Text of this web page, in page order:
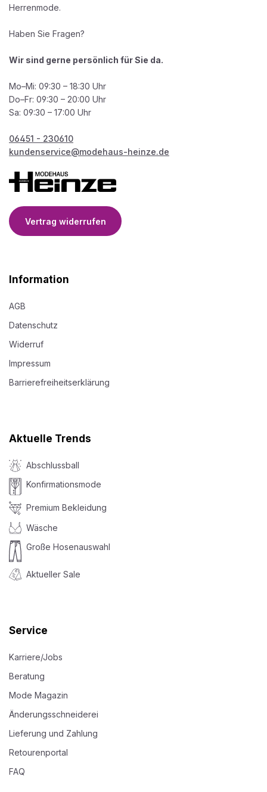
Herrenmode.
Haben Sie Fragen?
Wir sind gerne persönlich für Sie da.
Mo–Mi: 09:30 – 18:30 Uhr
Do–Fr: 09:30 – 20:00 Uhr
Sa: 09:30 – 17:00 Uhr
06451 - 230610
kundenservice@modehaus-heinze.de
Vertrag widerrufen
Information
AGB
Datenschutz
Widerruf
Impressum
Barrierefreiheitserklärung
Aktuelle Trends
Abschlussball
Konfirmationsmode
Premium Bekleidung
Wäsche
Große Hosenauswahl
Aktueller Sale
Service
Karriere/Jobs
Beratung
Mode Magazin
Änderungsschneiderei
Lieferung und Zahlung
Retourenportal
FAQ